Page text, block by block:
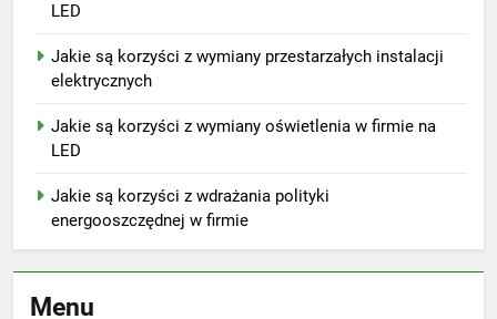
LED
Jakie są korzyści z wymiany przestarzałych instalacji
elektrycznych
Jakie są korzyści z wymiany oświetlenia w firmie na
LED
Jakie są korzyści z wdrażania polityki
energooszczędnej w firmie
Menu